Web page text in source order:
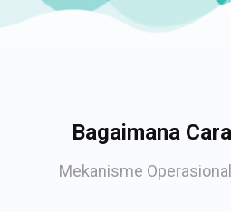
Bagaimana
Mekanisme